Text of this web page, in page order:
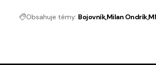
Obsahuje témy: BojovníkMilan Ondrík